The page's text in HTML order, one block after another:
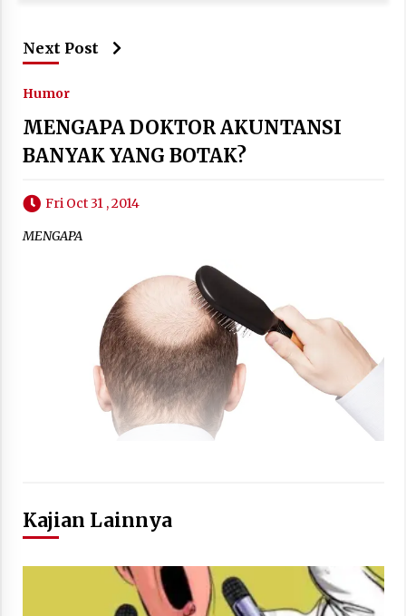
Next Post
Humor
MENGAPA DOKTOR AKUNTANSI
BANYAK YANG BOTAK?
Fri Oct 31 , 2014
MENGAPA
Kajian Lainnya